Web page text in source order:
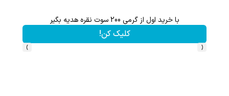
با خرید اول از گریم 200 سوت هدیه بگیر
کلیک کن!
‹
›